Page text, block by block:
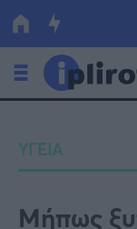
Πολιτική
ΥΓΕΙΑ
Μήπως